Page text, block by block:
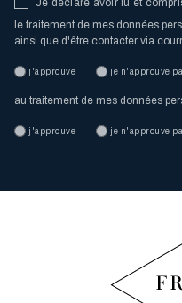
Je déclare avoir lu et
le traitement de mes données
ainsi que d'être contacter via
j'approuve je n'approuve
au traitement de mes données
j'approuve je n'approuve